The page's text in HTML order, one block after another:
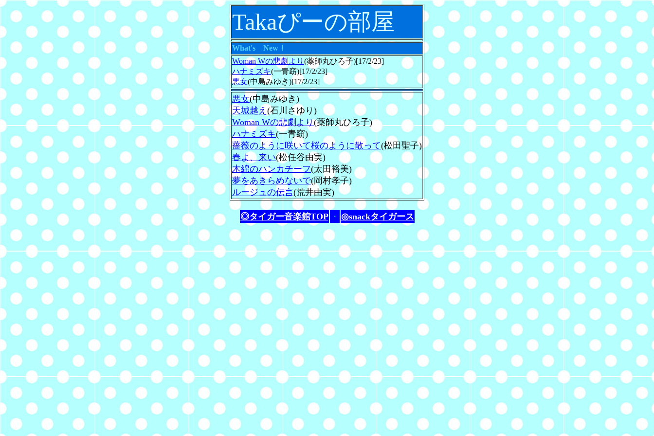
Takaぴーの部屋
What's New！
Woman Wの悲劇より (薬師丸ひろ子)[17/2/23]
ハナミズキ(一青窈)[17/2/23]
悪女(中島みゆき)[17/2/23]
悪女(中島みゆき)
天城越え (石川さゆり)
Woman Wの悲劇より(薬師丸ひろ子)
ハナミズキ(一青窈)
薔薇のように咲いて桜のように散って(松田聖子)
春よ、来い(松任谷由実)
木綿のハンカチーフ(太田裕美)
夢をあきらめないで(岡村孝子)
ルージュの伝言(荒井由実)
◎タイガー音楽館TOP ・ ◎snackタイガース